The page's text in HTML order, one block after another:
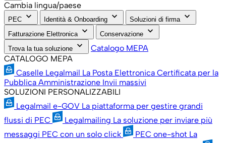
Cambia lingua/paese
PEC keyboard_arrow_down Identità & Onboarding keyboard_arrow_down Soluzioni di firma keyboard_arrow_down
Fatturazione Elettronica keyboard_arrow_down Conservazione keyboard_arrow_down
Trova la tua soluzione keyboard_arrow_down
Catalogo MEPA
CATALOGO MEPA
Caselle Legalmail La Posta Elettronica Certificata per la
Pubblica Amministrazione Invii massivi
SOLUZIONI PERSONALIZZABILI
Legalmail e-GOV La piattaforma per gestire grandi
flussi di PEC
Legalmailing La soluzione per inviare più
messaggi PEC con un solo click
PEC one-shot La